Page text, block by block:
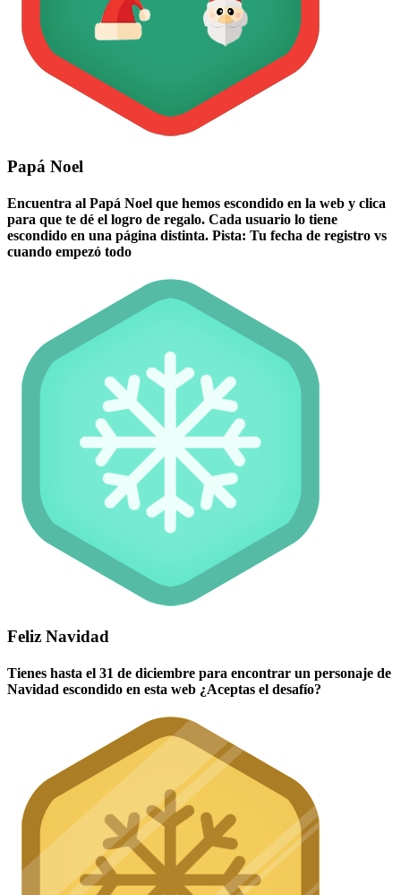
Papá Noel
Encuentra al Papá Noel que hemos escondido en la web y clica
para que te dé el logro de regalo. Cada usuario lo tiene
escondido en una página distinta. Pista: Tu fecha de registro vs
cuando empezó todo
Feliz Navidad
Tienes hasta el 31 de diciembre para encontrar un personaje de
Navidad escondido en esta web ¿Aceptas el desafío?